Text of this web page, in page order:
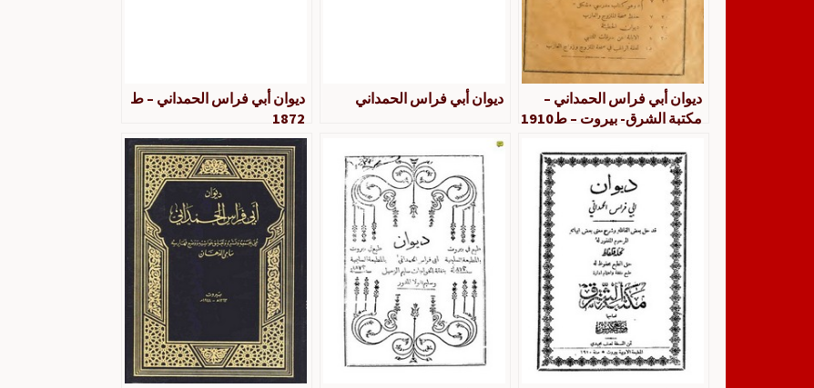
ديوان أبي فراس الحمداني –
مكتبة الشرق- بيروت – ط1910
ديوان أبي فراس الحمداني
ديوان أبي فراس الحمداني – ط
1872